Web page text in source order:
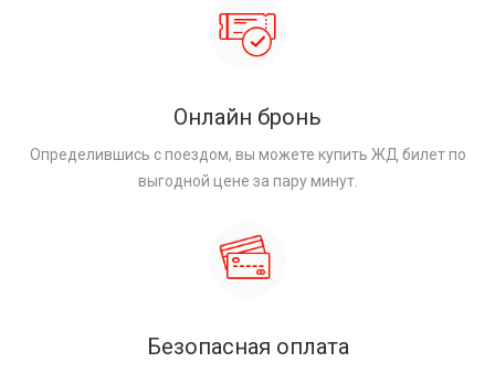
Онлайн бронь
Определившись с поездом, вы можете купить ЖД билет по
выгодной цене за пару минут.
Безопасная оплата